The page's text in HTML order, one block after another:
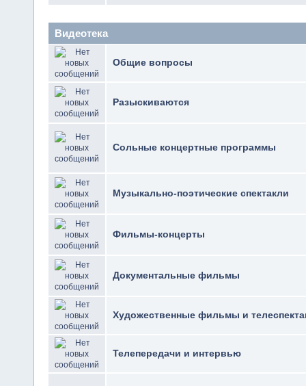
Видеотека
Общие вопросы
Разыскиваются
Сольные концертные программы
Музыкально-поэтические спектакли
Фильмы-концерты
Документальные фильмы
Художественные фильмы и
Телепередачи и интервью